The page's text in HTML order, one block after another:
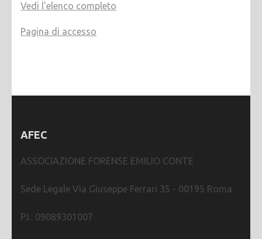
Vedi l'elenco completo
Pagina di accesso
AFEC
ASSOCIAZIONE FORENSE EMILIO CONTE
Sede Legale Via Giuseppe Ferrari 35 - 00195 Roma
P.I.: 09089301007